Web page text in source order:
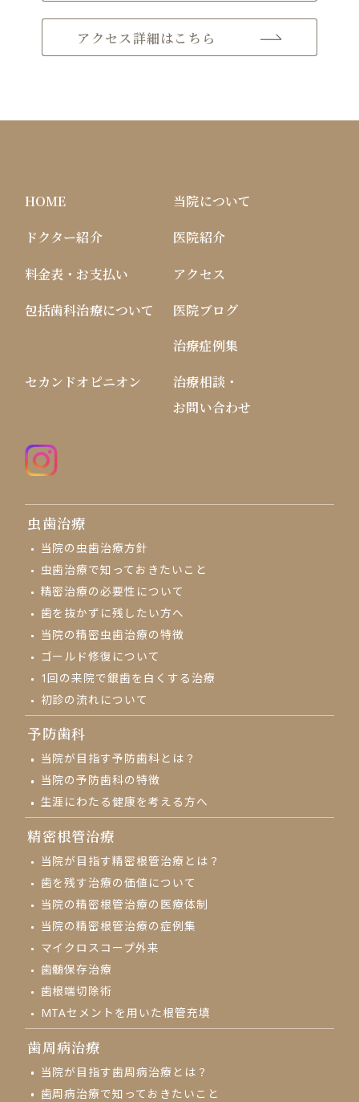
アクセス詳細はこちら
HOME
当院について
ドクター紹介
医院紹介
料金表・お支払い
アクセス
包括歯科治療について
医院ブログ
治療症例集
治療相談・
お問い合わせ
セカンドオピニオン
虫歯治療
当院の虫歯治療方針
虫歯治療で知っておきたいこと
精密治療の必要性について
歯を抜かずに残したい方へ
当院の精密虫歯治療の特徴
ゴールド修復について
1回の来院で銀歯を白くする治療
初診の流れについて
予防歯科
当院が目指す予防歯科とは？
当院の予防歯科の特徴
生涯にわたる健康を考える方へ
精密根管治療
当院が目指す精密根管治療とは？
歯を残す治療の価値について
当院の精密根管治療の医療体制
当院の精密根管治療の症例集
マイクロスコープ外来
⻭髄保存治療
歯根端切除術
MTAセメントを用いた根管充填
歯周病治療
当院が目指す歯周病治療とは？
歯周病治療で知っておきたいこと